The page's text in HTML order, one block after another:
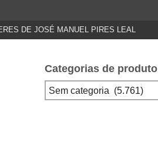
DE JOSÉ MANUEL PIRES LEAL
Categorias de produto